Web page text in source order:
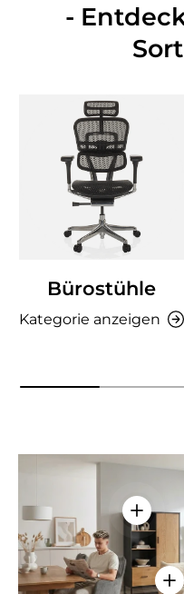
-
Bürostühle
Kategorie anzeigen